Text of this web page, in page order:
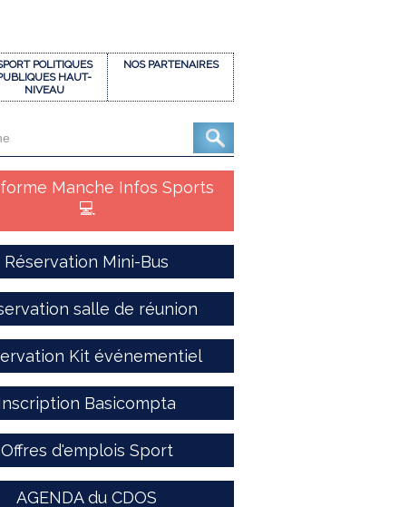
POLITIQUES
HAUT-
NIVEAU
NOS PARTENAIRES
Manche Infos Sports
💻
Réservation Mini-Bus
salle de réunion
Kit événementiel
Basicompta
Offres d'emplois Sport
AGENDA du CDOS